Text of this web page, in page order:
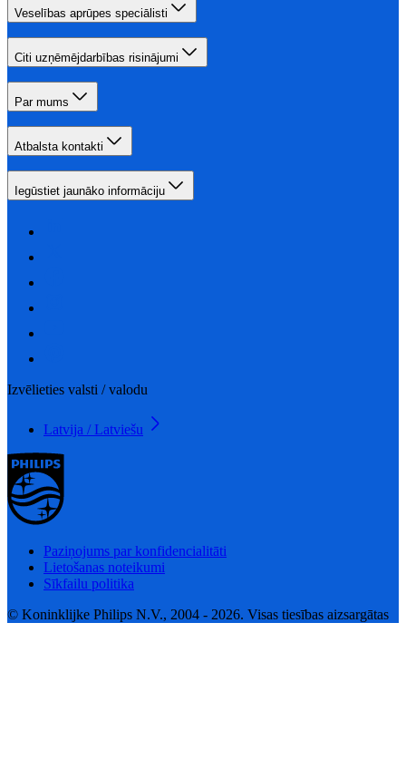
Veselības aprūpes speciālisti
Citi uzņēmējdarbības risinājumi
Par mums
Atbalsta kontakti
Iegūstiet jaunāko informāciju
Izvēlieties valsti / valodu
Latvija / Latviešu
Paziņojums par konfidencialitāti
Lietošanas noteikumi
Sīkfailu politika
© Koninklijke Philips N.V., 2004 - 2026. Visas tiesības aizsargātas